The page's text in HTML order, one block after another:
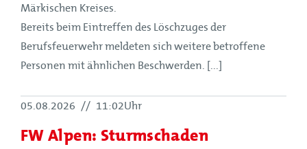
Märkischen Kreises.
Bereits beim Eintreffen des Löschzuges der
Berufsfeuerwehr meldeten sich weitere betroffene
Personen mit ähnlichen Beschwerden. [...]
05.08.2026 // 11:02Uhr
FW Alpen: Sturmschaden